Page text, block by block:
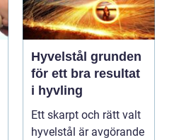
Hyvelstål grunden
för ett bra resultat
i hyvling
Ett skarpt och rätt valt
hyvelstål är avgörande